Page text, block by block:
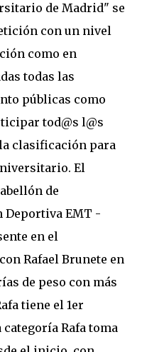
de Madrid" se
con un nivel
como en
todas las
públicas como
tod@s l@s
clasificación para
El
de
Deportiva EMT -
en el
Rafael Brunete en
de peso con más
tiene el 1er
categoría Rafa toma